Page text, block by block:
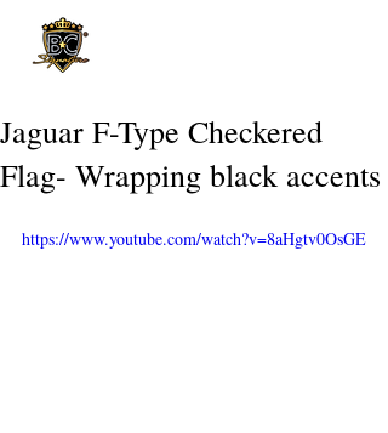
Jaguar F-Type Checkered
Flag- Wrapping black accents
https://www.youtube.com/watch?v=8aHgtv0OsGE